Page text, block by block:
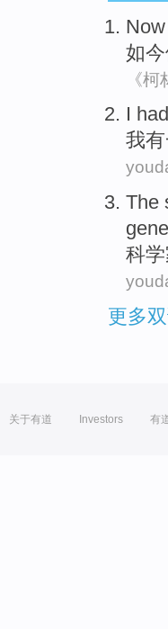
Now
如今
《
I had
我有
The
科
更多
关于有道 Investors 有